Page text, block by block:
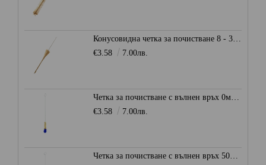
Конусовидна четка за почистване 8 - 30 мм.
€3.58
7.00лв.
Четка за почистване с вълнен връх 0мм. - Синя
€3.58
7.00лв.
Четка за почистване с вълнен връх 50мм. - Червена